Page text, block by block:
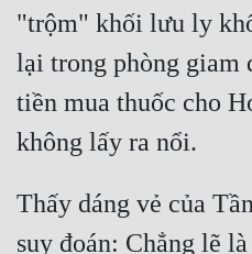
"trộm" khối lưu ly
lại trong phòng giam
tiền mua thuốc cho
Thấy dáng vẻ của